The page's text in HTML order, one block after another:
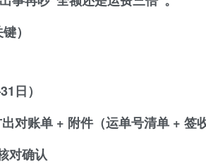
）
日）
对账单 + 附件（运单号清单 + 签
对确认